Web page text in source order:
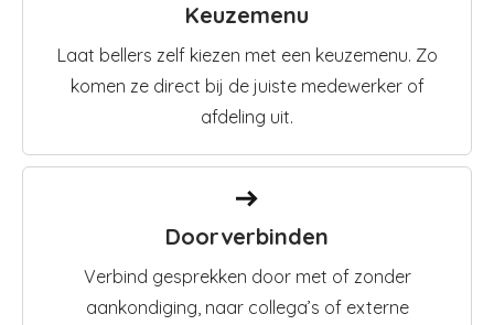
Keuzemenu
Laat bellers zelf kiezen met een keuzemenu. Zo
komen ze direct bij de juiste medewerker of
afdeling uit.
Doorverbinden
Verbind gesprekken door met of zonder
aankondiging, naar collega’s of externe